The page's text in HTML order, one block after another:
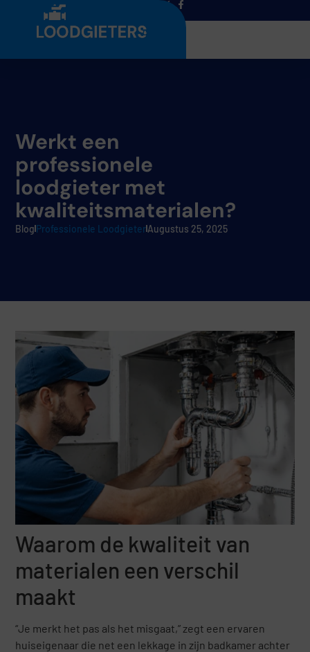
Menu
Werkt een
professionele
loodgieter met
kwaliteitsmaterialen?
BlogProfessionele LoodgieterAugustus 25, 2025
Waarom de kwaliteit van
materialen een verschil
maakt
“Je merkt het pas als het misgaat,” zegt een ervaren
huiseigenaar die net een lekkage in zijn badkamer achter